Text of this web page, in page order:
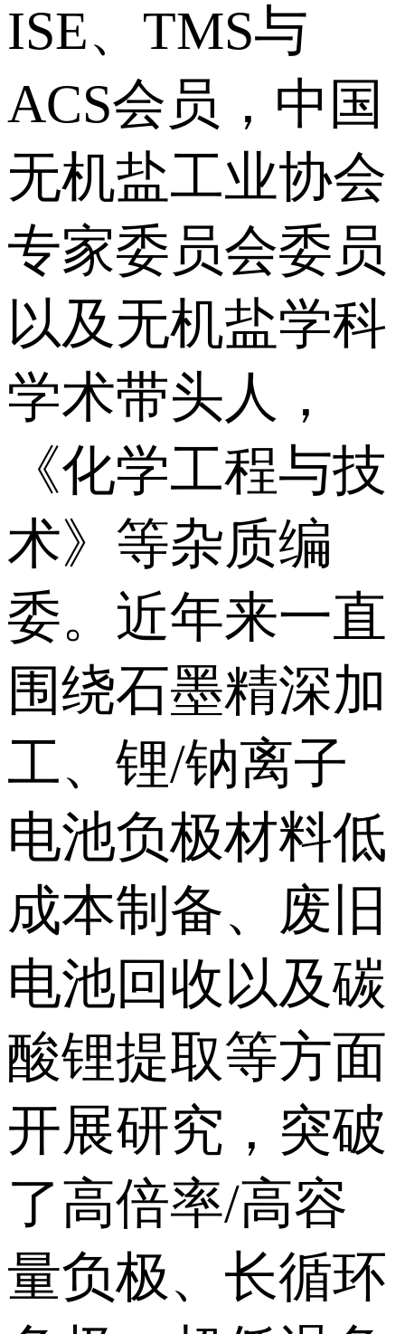
ISE、TMS与
ACS会员，中国
无机盐工业协会
专家委员会委员
以及无机盐学科
学术带头人，
《化学工程与技
术》等杂质编
委。近年来一直
围绕石墨精深加
工、锂/钠离子
电池负极材料低
成本制备、废旧
电池回收以及碳
酸锂提取等方面
开展研究，突破
了高倍率/高容
量负极、长循环